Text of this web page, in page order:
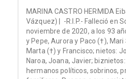
MARINA CASTRO HERMIDA
Vázquez) | -R.I.P.- Falleció en
noviembre de 2020, a los 93
y Pepe, Aurora y Paco (†), Mari
Marta (†) y Francisco; nietos:
Naroa, Joana, Javier;
hermanos políticos, sobrinos,